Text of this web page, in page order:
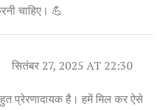
चाहिए। 💪
सितंबर 27, 2025 AT 22:30
प्रेरणादायक है। हमें मिल कर ऐसे